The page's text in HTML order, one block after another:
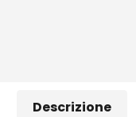
Descrizione